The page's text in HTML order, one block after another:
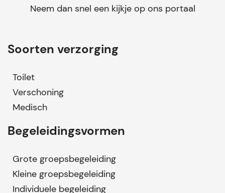
Neem dan snel een kijkje op ons portaal
Soorten verzorging
Toilet
Verschoning
Medisch
Begeleidingsvormen
Grote groepsbegeleiding
Kleine groepsbegeleiding
Individuele begeleiding